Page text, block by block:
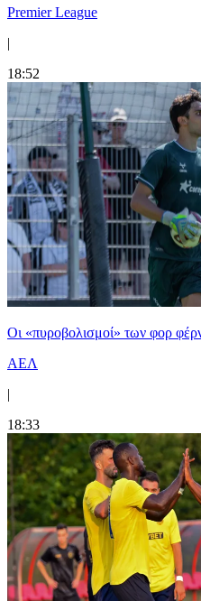
Premier League
|
18:52
Οι «πυροβολισμοί» των φορ
ΑΕΛ
|
18:33